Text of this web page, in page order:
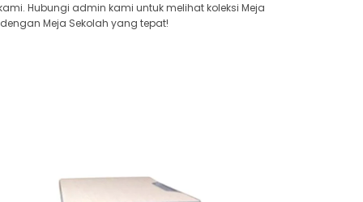
Hubungi admin kami untuk melihat koleksi Meja
Meja Sekolah yang tepat!